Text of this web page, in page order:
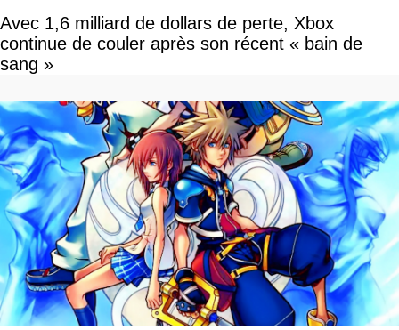
Avec 1,6 milliard de dollars de perte, Xbox
continue de couler après son récent « bain de
sang »